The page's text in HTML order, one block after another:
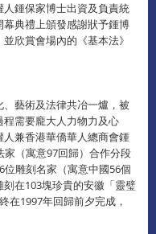
鍾保家博士出資及負責統
典禮上頒發感謝狀予鍾博
欣賞會場內的《基本法》
藝術及法律共冶一爐，被
需要龐大人力物力及心
兼香港華僑華人總商會鍾
（寓意97回歸）合作分段
雕刻名家（寓意中國56個
在103塊珍貴的安徽「靈璧
在1997年回歸前夕完成，